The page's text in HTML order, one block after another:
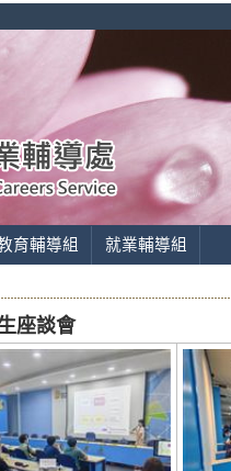
育輔導組 就業輔導組
座談會